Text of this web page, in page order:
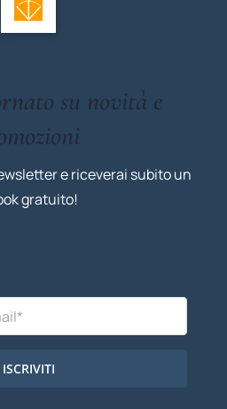
su novità e
e riceverai subito un
gratuito!
ISCRIVITI